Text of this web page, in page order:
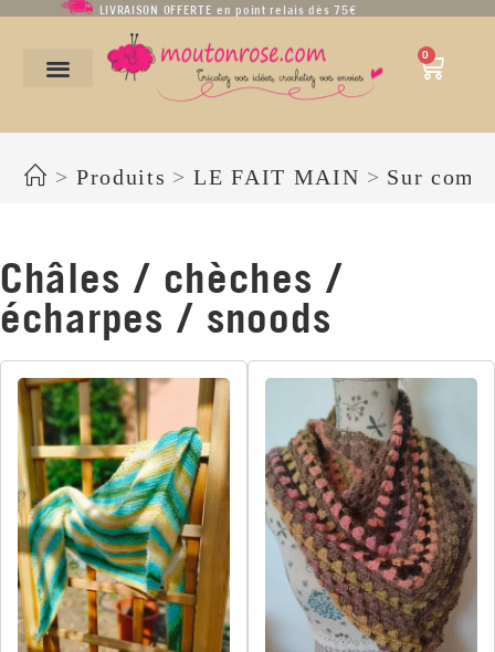
LIVRAISON OFFERTE en point relais dès 75€
0
> Produits > LE FAIT MAIN > Sur
Châles / chèches /
écharpes / snoods